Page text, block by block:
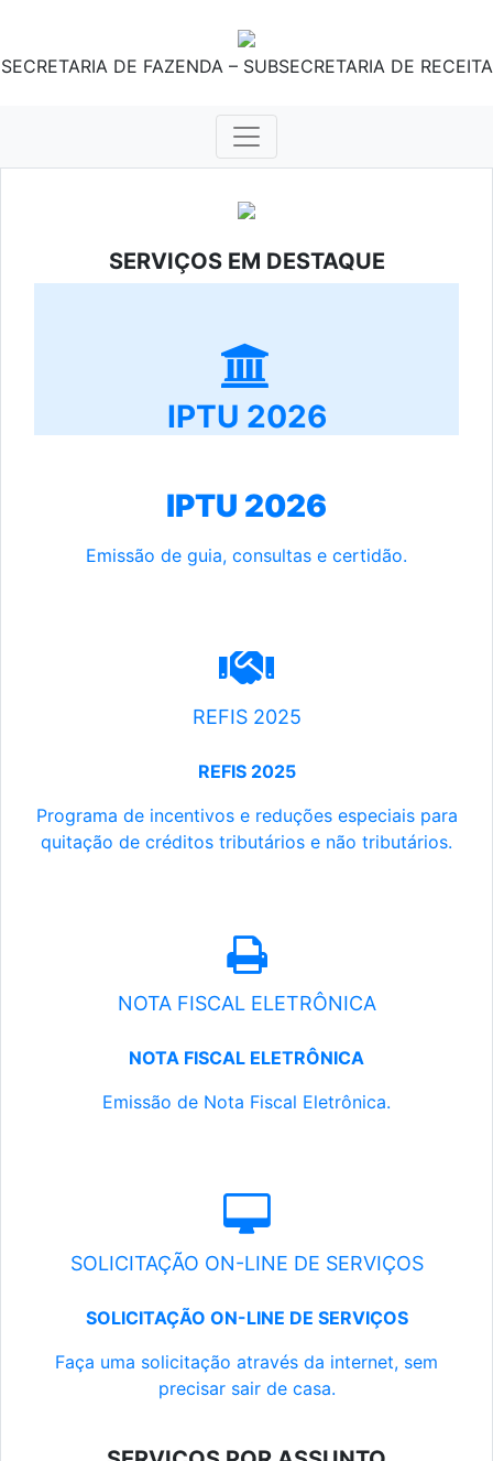
SECRETARIA DE FAZENDA – SUBSECRETARIA DE RECEITA
SERVIÇOS EM DESTAQUE
IPTU 2026
IPTU 2026
Emissão de guia, consultas e certidão.
REFIS 2025
REFIS 2025
Programa de incentivos e reduções especiais para
quitação de créditos tributários e não tributários.
NOTA FISCAL ELETRÔNICA
NOTA FISCAL ELETRÔNICA
Emissão de Nota Fiscal Eletrônica.
SOLICITAÇÃO ON-LINE DE SERVIÇOS
SOLICITAÇÃO ON-LINE DE SERVIÇOS
Faça uma solicitação através da internet, sem
precisar sair de casa.